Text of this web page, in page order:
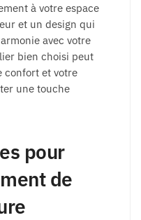
à votre espace
et un design qui
avec votre
bien choisi peut
confort et votre
une touche
pour
de